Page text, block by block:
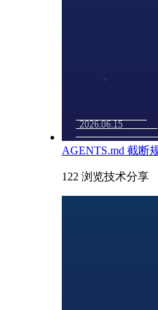
AGENTS.md 截
122 浏览技术分享